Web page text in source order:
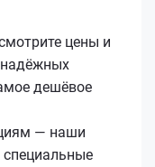
цены и
надёжных
дешёвое
— наши